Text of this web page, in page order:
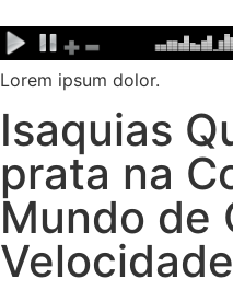
para
o
conteúdo
Lorem ipsum dolor.
Isaquias
prata na
Mundo de
Velocidade